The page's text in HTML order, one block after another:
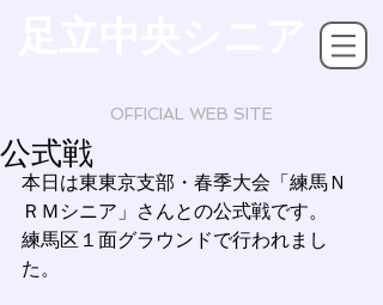
OFFICIAL WEB SITE
公式戦
本日は東東京支部・春季大会「練馬Ｎ
ＲＭシニア」さんとの公式戦です。
練馬区１面グラウンドで行われまし
た。